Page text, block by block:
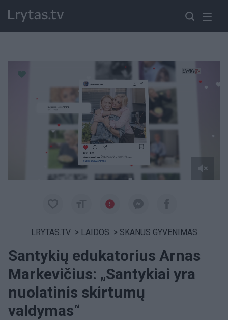
LRYTAS.TV > LAIDOS > SKANUS GYVENIMAS
Santykių edukatorius Arnas
Markevičius: „Santykiai yra
nuolatinis skirtumų
valdymas“